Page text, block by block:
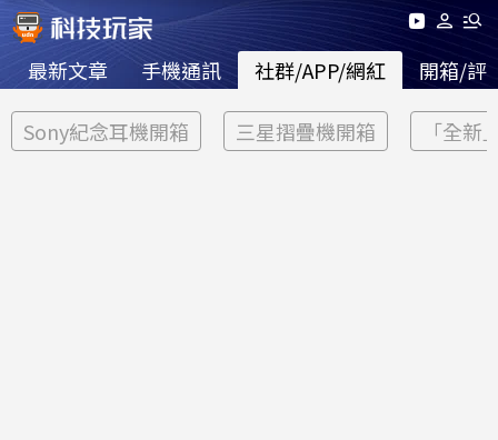
最新文章 手機通訊 社群/APP/網紅 開箱/評
Sony紀念耳機開箱 三星摺疊機開箱 「全新